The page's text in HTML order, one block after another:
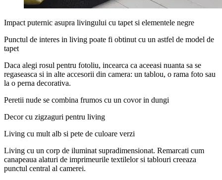
Impact puternic asupra livingului cu tapet si elementele negre
Punctul de interes in living poate fi obtinut cu un astfel de model de
tapet
Daca alegi rosul pentru fotoliu, incearca ca aceeasi nuanta sa se
regaseasca si in alte accesorii din camera: un tablou, o rama foto sau
la o perna decorativa.
Peretii nude se combina frumos cu un covor in dungi
Decor cu zigzaguri pentru living
Living cu mult alb si pete de culoare verzi
Living cu un corp de iluminat supradimensionat. Remarcati cum
canapeaua alaturi de imprimeurile textilelor si tablouri creeaza
punctul central al camerei.